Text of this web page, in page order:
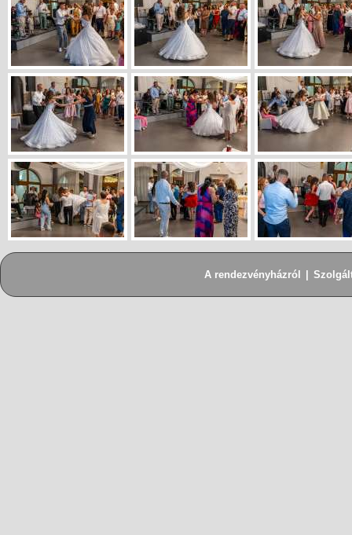
A rendezvényházról |